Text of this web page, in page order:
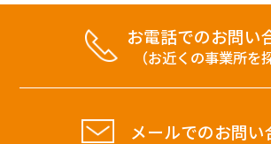
お電話でのお問い
（お近くの事業所を
メールでのお問い